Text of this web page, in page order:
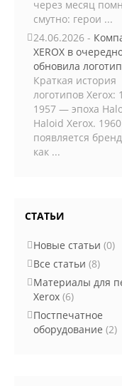
через месяц
смутно: герои ...
24.06.2026 -
XEROX в
обновила логотип
Краткая история
логотипов Xerox:
1957 — эпоха
Haloid Xerox.
появляется
как ...
СТАТЬИ
Новые статьи (0)
Все статьи (8)
Материалы для
Xerox (6)
Постпечатное
оборудование (2)